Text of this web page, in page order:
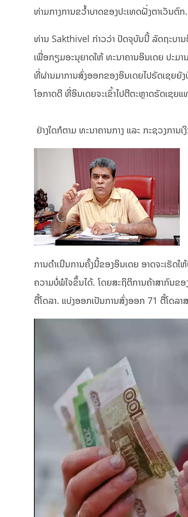
ທ່າມກາງ​ການຂວໍ້າບາດຂອງປະເທດຝັ່ງຕາເວັນຕົກ.
ທ່ານ Sakthivel ກ່າວ​ວ່າ ປັດຈຸ​ບັນ​ນີ້ ລັດຖະບານ​
ເພື່ອກຽມອະນຸຍາດໃຫ້ ທະນາຄານອິນເດຍ ປະມ
ທີ່ຜ່ານມາການສົ່ງອອກຂອງອິນເດຍໄປຣັດເຊຍຍັ
ໂອກາດດີ ທີ່ອິນເດຍຈະເຂົ້າໄປຕີຕະຫຼາດຣັດເຊຍແ
ຢ່າງໃດກໍຕາມ ທະນາຄານກາງ ແລະ ກະຊວງກາ
ການດຳເນີນການຄັ້ງນີ້ຂອງອິນເດຍ ​ອາດ​ຈະ​ເຮັ
ຄວາມບໍ່ພໍໃຈຂຶ້ນໄດ້. ໂດຍສະ​ຖິ​ຕິ​ການ​ຄ້າ​ສາ​ກົນ​ຂອ
ຕື້ໂດລາ. ແບ່ງ​ອອກ​ເປັນ​ການ​ສົ່ງ​ອອກ 71 ຕື້​ໂດ​ລາ​